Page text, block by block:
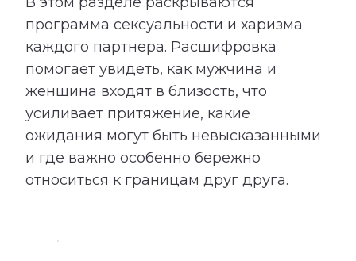
программа сексуальности и харизма
каждого партнера. Расшифровка
помогает увидеть, как мужчина и
женщина входят в близость, что
усиливает притяжение, какие
ожидания могут быть невысказанными
и где важно особенно бережно
относиться к границам друг друга.